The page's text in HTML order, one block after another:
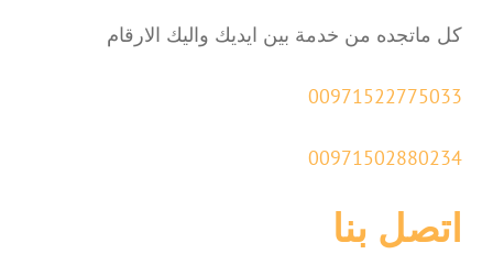
كل ماتجده من خدمة بين ايديك واليك الارقام
00971522775033
00971502880234
اتصل بنا